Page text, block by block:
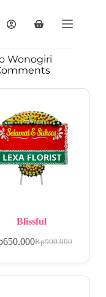
Wonogiri
Blissful
Rp900.000
650.000